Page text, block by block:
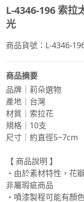
L-4346-196 索拉
光
商品貨號：L-4346-
商品摘要
品牌｜莉朵選物
產地｜台灣
材質｜索拉花
規格｜10支
尺寸｜約直徑5~7cm
【 商品說明 】
・由於素材特性，花
非屬瑕疵商品
・噴漆製程可能有顏